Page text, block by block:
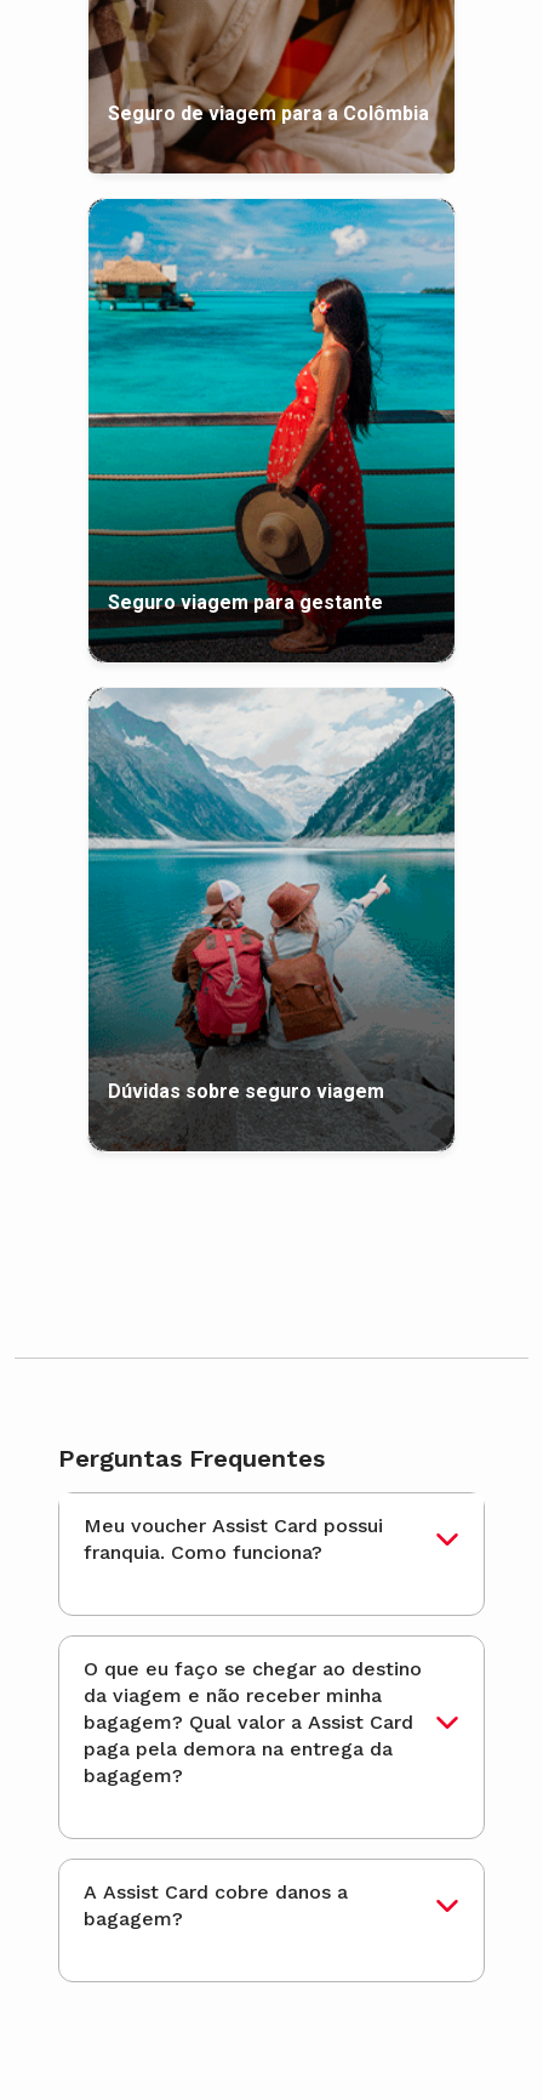
Seguro de viagem para a Colômbia
Seguro viagem para gestante
Dúvidas sobre seguro viagem
Perguntas Frequentes
Meu voucher Assist Card possui
franquia. Como funciona?
O que eu faço se chegar ao destino
da viagem e não receber minha
bagagem? Qual valor a Assist Card
paga pela demora na entrega da
bagagem?
A Assist Card cobre danos a
bagagem?